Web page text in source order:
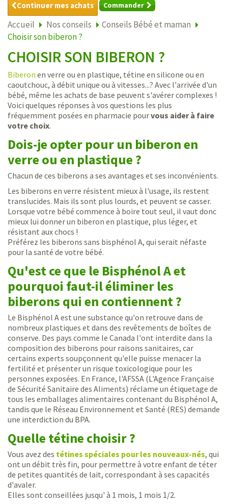
Continuer mes achats Commander
Accueil Nos conseils
Conseils Bébé et maman
Choisir son biberon ?
CHOISIR SON BIBERON ?
Biberon en verre ou en plastique, tétine en silicone ou en
caoutchouc, à débit unique ou à vitesses...? Avec l'arrivée d'un
bébé, même les achats de base peuvent s'avérer complexes !
Voici quelques réponses à vos questions les plus
fréquemment posées en pharmacie pourvous aider à faire
votre choix.
Dois-je opter pour un biberon en
verre ou en plastique ?
Chacun de ces biberons a ses avantages et ses inconvénients.
Les biberons en verre résistent mieux à l'usage, ils restent
translucides. Mais ils sont plus lourds, et peuvent se casser.
Lorsque votre bébé commence à boire tout seul, il vaut donc
mieux lui donner un biberon en plastique, plus léger, et
résistant aux chocs !
Préférez les biberons sans bisphénol A, qui serait néfaste
pour la santé de votre bébé.
Qu'est ce que le Bisphénol A et
pourquoi faut-il éliminer les
biberons qui en contiennent ?
Le Bisphénol A est une substance qu'on retrouve dans de
nombreux plastiques et dans des revêtements de boîtes de
conserve. Des pays comme le Canada l'ont interdite dans la
composition des biberons pour raisons sanitaires, car
certains experts soupçonnent qu'elle puisse menacer la
fertilité et présenter un risque toxicologique pour les
personnes exposées. En France, l'AFSSA (L'Agence Française
de Sécurité Sanitaire des Aliments) réclame un étiquetage de
tous les emballages alimentaires contenant du Bisphénol A,
tandis que le Réseau Environnement et Santé (RES) demande
une interdiction du BPA.
Quelle tétine choisir ?
Vous avez des tétines spéciales pour les nouveaux-nés, qui
ont un débit très fin, pour permettre à votre enfant de téter
de petites quantités de lait, correspondant à ses capacités
d'avaler.
Elles sont conseillées jusqu' à 1 mois, 1 mois 1/2.